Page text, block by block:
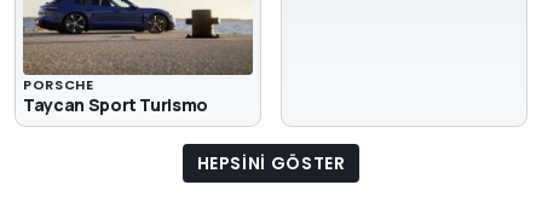
PORSCHE
Taycan Sport Turismo
HEPSINI GÖSTER